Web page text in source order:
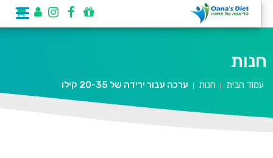
חנות
עמוד הבית | חנות | ערכה עבור ירידה של 20-35 קילו